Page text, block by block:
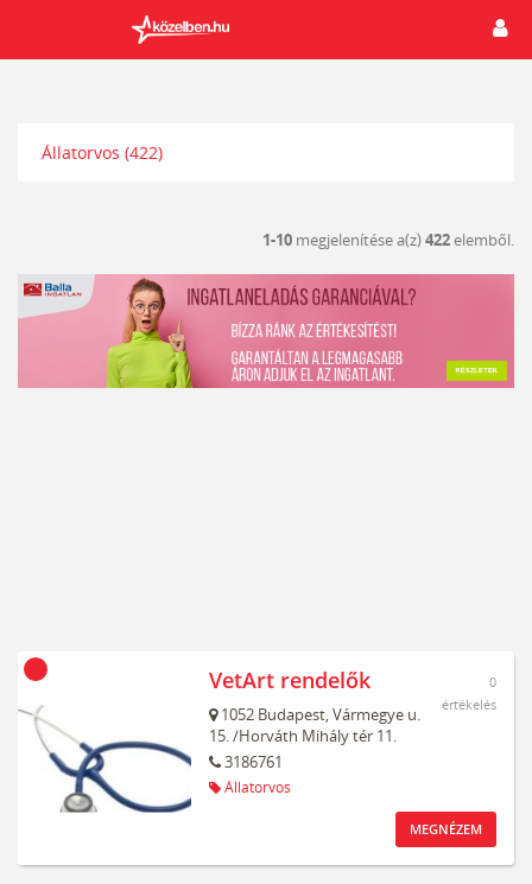
Állatorvos (422)
1-10 megjelenítése a(z)422elemből.
VetArt rendelők
1052 Budapest,Vármegye u.
15. /Horváth Mihály tér 11.
3186761
Állatorvos
0
értékelés
MEGNÉZEM